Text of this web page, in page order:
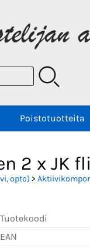
Poistotuotteita
2 x JK
opto) >
Tuotekoodi
EAN